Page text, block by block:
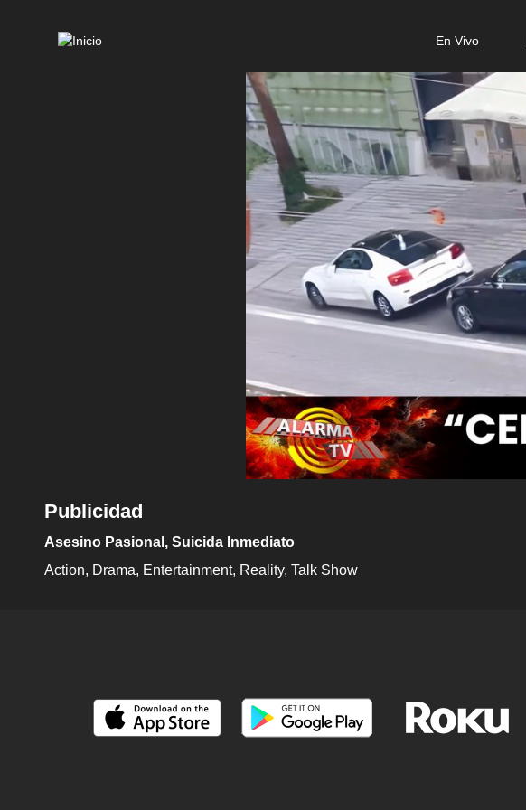
En Vivo
Publicidad
Asesino Pasional, Suicida Inmediato
Action
Drama Entertainment Reality Talk Show